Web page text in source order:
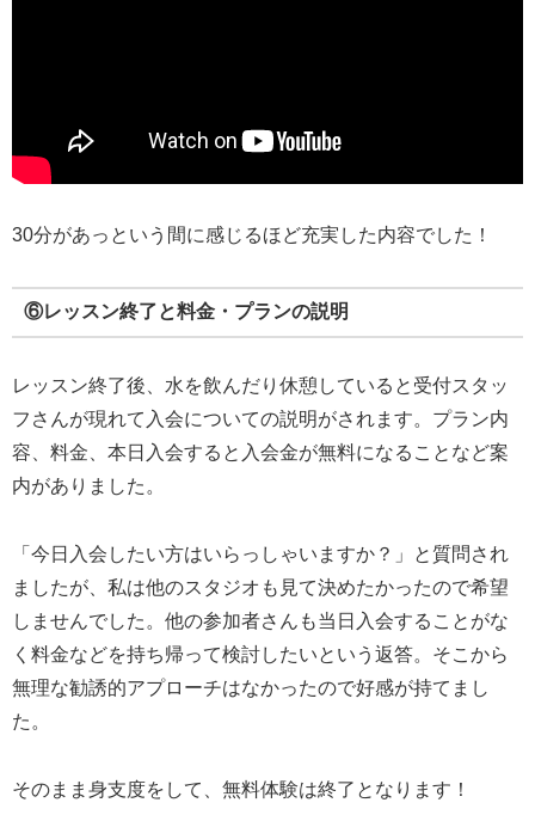
30分があっという間に感じるほど充実した内容でした！
⑥レッスン終了と料金・プランの説明
レッスン終了後、水を飲んだり休憩していると受付スタッ
フさんが現れて入会についての説明がされます。プラン内
容、料金、本日入会すると入会金が無料になることなど案
内がありました。
「今日入会したい方はいらっしゃいますか？」と質問され
ましたが、私は他のスタジオも見て決めたかったので希望
しませんでした。他の参加者さんも当日入会することがな
く料金などを持ち帰って検討したいという返答。そこから
無理な勧誘的アプローチはなかったので好感が持てまし
た。
そのまま身支度をして、無料体験は終了となります！